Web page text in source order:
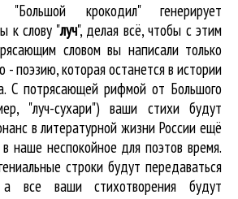
крокодил" генерирует
к слову "луч", делая всё, чтобы с этим
словом вы написали только
поэзию, которая останется в истории
С потрясающей рифмой от Большого
"луч-сухари") ваши стихи будут
в литературной жизни России ещё
наше неспокойное для поэтов время.
строки будут передаваться
ваши стихотворения будут